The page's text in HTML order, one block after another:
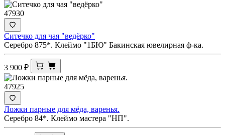
47930
Ситечко для чая "ведёрко"
Серебро 875*. Клеймо "1БЮ" Бакинская ювелирная ф-ка.
3 900 ₽
47925
Ложки парные для мёда, варенья.
Серебро 84*. Клеймо мастера "НП".